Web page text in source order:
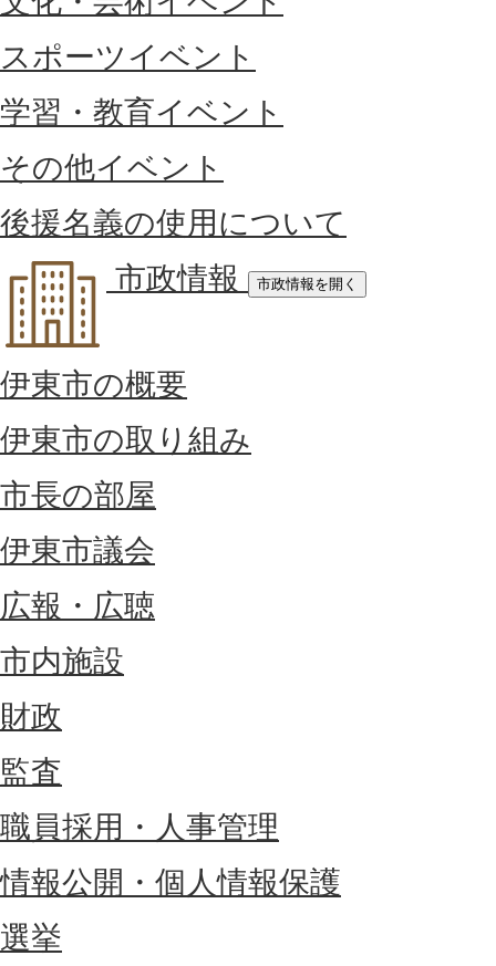
スポーツイベント
学習・教育イベント
その他イベント
後援名義の使用について
市政情報
市政情報を開く
伊東市の概要
伊東市の取り組み
市長の部屋
伊東市議会
広報・広聴
市内施設
財政
監査
職員採用・人事管理
情報公開・個人情報保護
選挙